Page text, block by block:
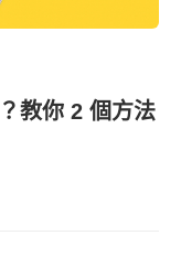
教你 2 個方法